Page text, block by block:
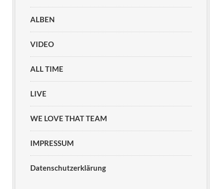
ALBEN
VIDEO
ALL TIME
LIVE
WE LOVE THAT TEAM
IMPRESSUM
Datenschutzerklärung